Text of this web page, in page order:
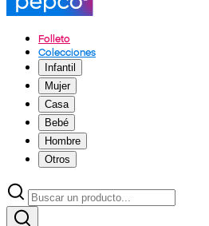
Folleto
Colecciones
Infantil
Mujer
Casa
Bebé
Hombre
Otros